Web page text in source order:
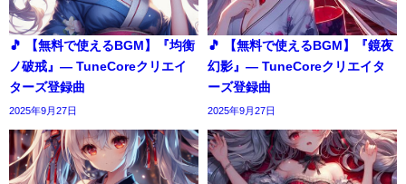
🎵 【無料で使えるBGM】『均衡
ノ破戒』― TuneCoreクリエイ
ターズ登録曲
2025年9月27日
🎵 【無料で使えるBGM】『鏡夜
幻影』― TuneCoreクリエイタ
ーズ登録曲
2025年9月27日